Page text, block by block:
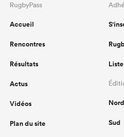
RugbyPass
Accueil
Rencontres
Résultats
Actus
Vidéos
Plan du site
Nord
Sud